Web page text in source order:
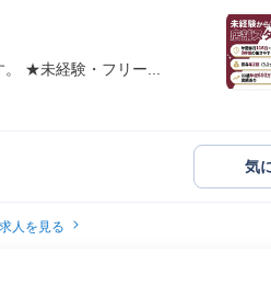
。 ★未経験・フリー...
気
人を見る